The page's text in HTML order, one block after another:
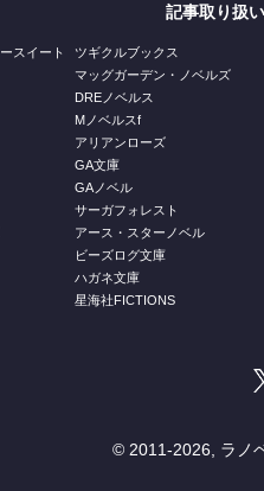
記事取り扱
スイート
ツギクルブックス
マッグガーデン・ノベルズ
DREノベルス
Mノベルスf
アリアンローズ
GA文庫
GAノベル
サーガフォレスト
アース・スターノベル
ビーズログ文庫
ハガネ文庫
星海社FICTIONS
© 2011-2026, ラノ